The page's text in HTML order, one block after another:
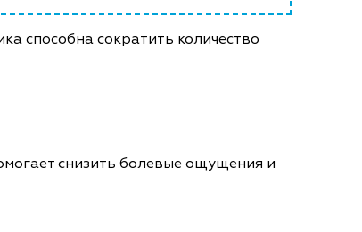
способна сократить количество
снизить болевые ощущения и